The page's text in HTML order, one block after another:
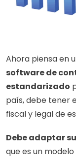
Ahora piensa en
software de
estandarizado
país, debe tener
fiscal y legal de
Debe adaptar
que es un